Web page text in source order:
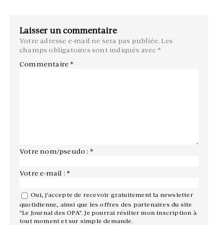
Laisser un commentaire
Votre adresse e-mail ne sera pas publiée. Les
champs obligatoires sont indiqués avec *
Commentaire*
Votre nom/pseudo : *
Votre e-mail : *
Oui, j'accepte de recevoir gratuitement la newsletter
quotidienne, ainsi que les offres des partenaires du site
"Le Journal des OPA". Je pourrai résilier mon inscription à
tout moment et sur simple demande.